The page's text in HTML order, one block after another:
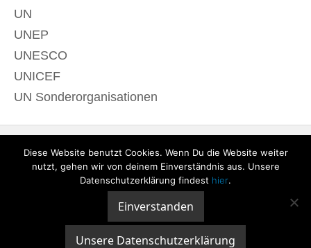
UN
UNEP
UNESCO
UNICEF
UN Sonderorganisationen
Datenschutzerklärung|Impressum
Diese Website benutzt Cookies. Wenn Du die Website weiter
nutzt, gehen wir von deinem Einverständnis aus. Unsere
Datenschutzerklärung findest hier.
Einverstanden
Unsere Datenschutzerklärung